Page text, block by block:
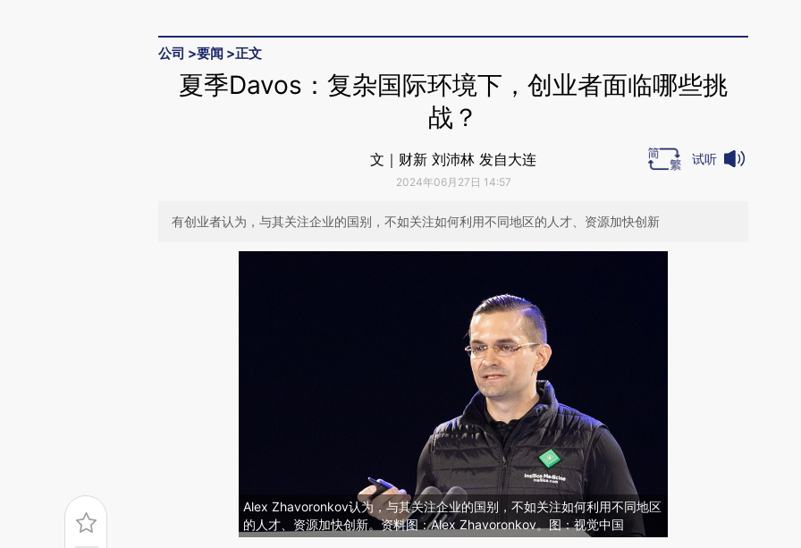
公司 >要闻 >正文
夏季Davos：复杂国际环境下，创业者面临哪些挑
战？
文｜财新 刘沛林 发自大连
2024年06月27日 14:57
试听
有创业者认为，与其关注企业的国别，不如关注如何利用不同地区的人才、资源加快创新
Alex Zhavoronkov认为，与其关注企业的国别，不如关注如何利用不同地区
的人才、资源加快创新。资料图：Alex Zhavoronkov。图：视觉中国